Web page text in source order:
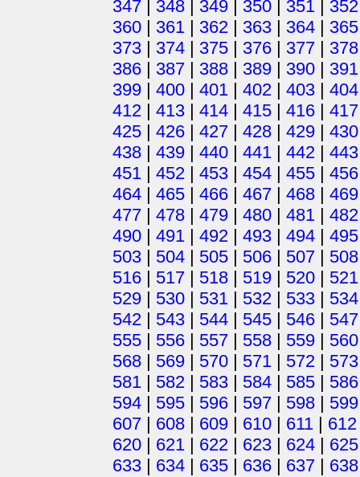
347 | 348 | 349 | 350 | 351 | 352
360 | 361 | 362 | 363 | 364 | 365
373 | 374 | 375 | 376 | 377 | 378
386 | 387 | 388 | 389 | 390 | 391
399 | 400 | 401 | 402 | 403 | 404
412 | 413 | 414 | 415 | 416 | 417
425 | 426 | 427 | 428 | 429 | 430
438 | 439 | 440 | 441 | 442 | 443
451 | 452 | 453 | 454 | 455 | 456
464 | 465 | 466 | 467 | 468 | 469
477 | 478 | 479 | 480 | 481 | 482
490 | 491 | 492 | 493 | 494 | 495
503 | 504 | 505 | 506 | 507 | 508
516 | 517 | 518 | 519 | 520 | 521
529 | 530 | 531 | 532 | 533 | 534
542 | 543 | 544 | 545 | 546 | 547
555 | 556 | 557 | 558 | 559 | 560
568 | 569 | 570 | 571 | 572 | 573
581 | 582 | 583 | 584 | 585 | 586
594 | 595 | 596 | 597 | 598 | 599
607 | 608 | 609 | 610 | 611 | 612
620 | 621 | 622 | 623 | 624 | 625
633 | 634 | 635 | 636 | 637 | 638